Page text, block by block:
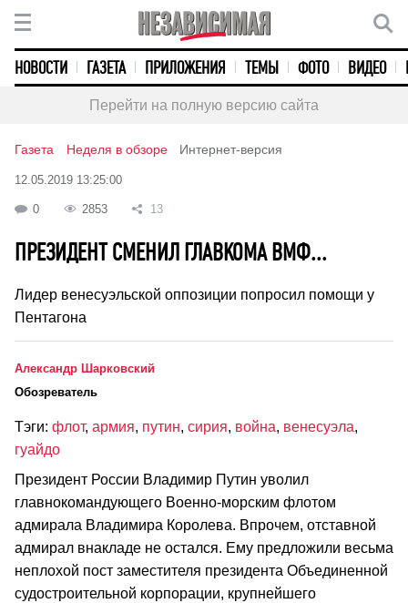
НОВОСТИ ГАЗЕТА ПРИЛОЖЕНИЯ ТЕМЫ ФОТО ВИДЕО
Перейти на полную версию сайта
Газета Неделя в обзоре Интернет-версия
12.05.2019 13:25:00
0 2853 13
ПРЕЗИДЕНТ СМЕНИЛ ГЛАВКОМА ВМФ...
Лидер венесуэльской оппозиции попросил помощи у
Пентагона
Александр Шарковский
Обозреватель
Тэги: флот, армия, путин, сирия, война, венесуэла,
гуайдо
Президент России Владимир Путин уволил
главнокомандующего Военно-морским флотом
адмирала Владимира Королева. Впрочем, отставной
адмирал внакладе не остался. Ему предложили весьма
неплохой пост заместителя президента Объединенной
судостроительной корпорации, крупнейшего